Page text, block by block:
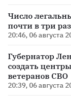
Число
почти в три
20:46, 06 августа
Губернатор
создать
ветеранов СВО
20:39, 06 августа